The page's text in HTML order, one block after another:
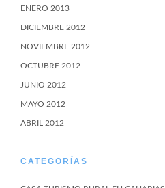
ENERO 2013
DICIEMBRE 2012
NOVIEMBRE 2012
OCTUBRE 2012
JUNIO 2012
MAYO 2012
ABRIL 2012
CATEGORÍAS